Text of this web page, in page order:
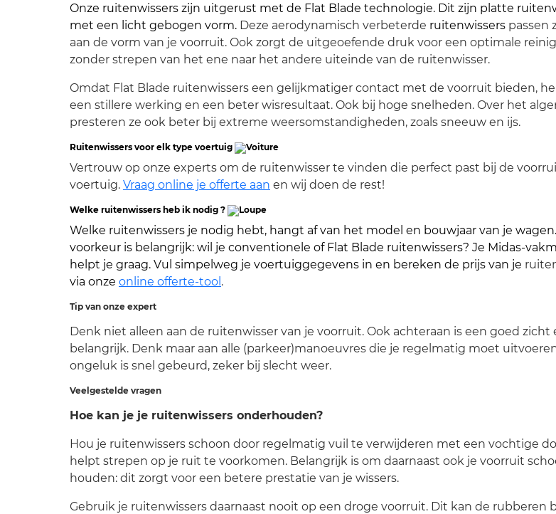
Onze ruitenwissers zijn uitgerust met de Flat Blade technologie. Dit zijn platte
met een licht gebogen vorm. Deze aerodynamisch verbeterde ruitenwissers passen
aan de vorm van je voorruit. Ook zorgt de uitgeoefende druk voor een optimale
zonder strepen van het ene naar het andere uiteinde van de ruitenwisser.
Omdat Flat Blade ruitenwissers een gelijkmatiger contact met de voorruit bieden,
een stillere werking en een beter wisresultaat. Ook bij hoge snelheden. Over het
presteren ze ook beter bij extreme weersomstandigheden, zoals sneeuw en ijs.
Ruitenwissers voor elk type voertuig
Vertrouw op onze experts om de ruitenwisser te vinden die perfect past bij de
voertuig. Vraag online je offerte aan en wij doen de rest!
Welke ruitenwissers heb ik nodig ?
Welke ruitenwissers je nodig hebt, hangt af van het model en bouwjaar van je
voorkeur is belangrijk: wil je conventionele of Flat Blade ruitenwissers? Je Midas-
helpt je graag. Vul simpelweg je voertuiggegevens in en bereken de prijs van je
via onze online offerte-tool .
Tip van onze expert
Denk niet alleen aan de ruitenwisser van je voorruit. Ook achteraan is een goed zicht
belangrijk. Denk maar aan alle (parkeer)manoeuvres die je regelmatig moet
ongeluk is snel gebeurd, zeker bij slecht weer.
Veelgestelde vragen
Hoe kan je je ruitenwissers onderhouden?
Hou je ruitenwissers schoon door regelmatig vuil te verwijderen met een vochtige
helpt strepen op je ruit te voorkomen. Belangrijk is om daarnaast ook je voorruit
houden: dit zorgt voor een betere prestatie van je wissers.
Gebruik je ruitenwissers daarnaast nooit op een droge voorruit. Dit kan de rubberen